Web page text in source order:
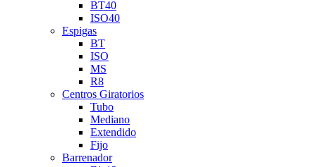
BT40
ISO40
Espigas
BT
ISO
MS
R8
Centros Giratorios
Tubo
Mediano
Extendido
Fijo
Barrenador